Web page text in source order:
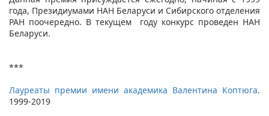
года, Президиумами НАН Беларуси и Сибирского отделения
РАН поочередно. В текущем году конкурс проведен НАН
Беларуси.
***
Лауреаты премии имени академика Валентина Коптюга.
1999-2019